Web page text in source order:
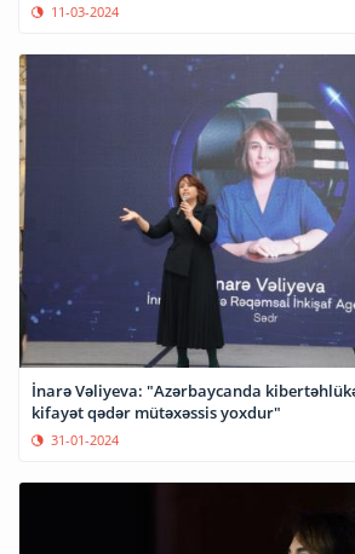
11-03-2024
İnarə Vəliyeva: "Azərbaycanda
kifayət qədər mütəxəssis yoxdur"
31-01-2024